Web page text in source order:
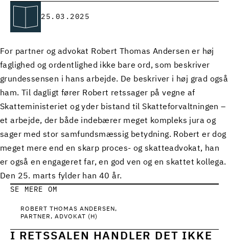
25.03.2025
For partner og advokat Robert Thomas Andersen er høj
faglighed og ordentlighed ikke bare ord, som beskriver
grundessensen i hans arbejde. De beskriver i høj grad også
ham. Til dagligt fører Robert retssager på vegne af
Skatteministeriet og yder bistand til Skatteforvaltningen –
et arbejde, der både indebærer meget kompleks jura og
sager med stor samfundsmæssig betydning. Robert er dog
meget mere end en skarp proces- og skatteadvokat, han
er også en engageret far, en god ven og en skattet kollega.
Den 25. marts fylder han 40 år.
SE MERE OM
ROBERT THOMAS ANDERSEN
PARTNER, ADVOKAT (H)
I RETSSALEN HANDLER DET IKKE